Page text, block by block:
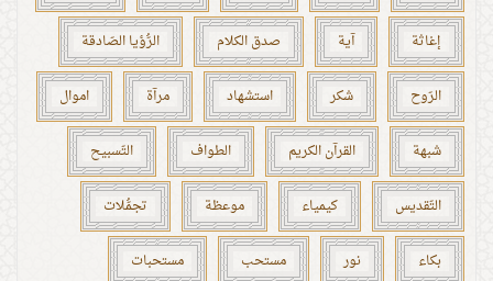
إغاثة آية صدق الكلام الرُّؤيا الصّادقة
الرّوح شكر استشهاد مرآة اموال
شبهة القرآن الكريم الطواف التّسبيح
التّقديس كيمياء موعظة تجمُّلات
بكاء نور مستحب مستحبات